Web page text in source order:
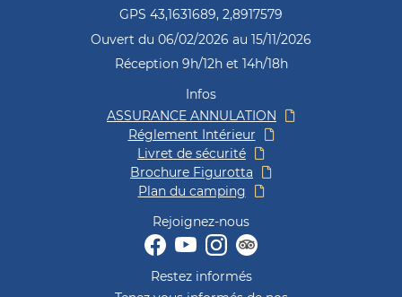
GPS 43,1631689, 2,8917579
Ouvert du 06/02/2026 au 15/11/2026
Réception 9h/12h et 14h/18h
Infos
ASSURANCE ANNULATION
Réglement Intérieur
Livret de sécurité
Brochure Figurotta
Plan du camping
Rejoignez-nous
Restez informés